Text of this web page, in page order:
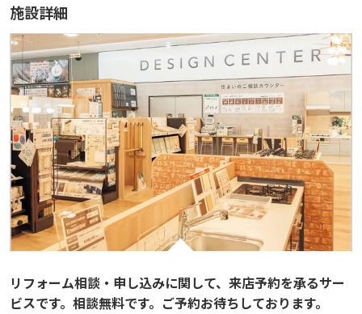
施設詳細
リフォーム相談・申し込みに関して、来店予約を承るサー
ビスです。相談無料です。ご予約お待ちしております。